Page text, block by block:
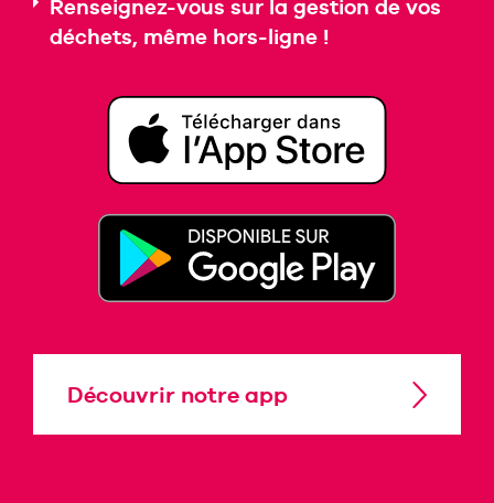
Renseignez-vous sur la gestion de vos
déchets, même hors-ligne !
Découvrir notre app